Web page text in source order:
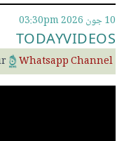
10 جون 2026 03:30pm
TODAYVIDEOS
Whatsapp Channel